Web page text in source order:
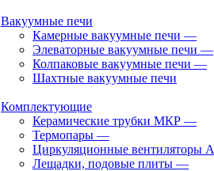
Вакуумные печи
Камерные вакуумные печи —
Элеваторные вакуумные печи —
Колпаковые вакуумные печи —
Шахтные вакуумные печи
Комплектующие
Керамические трубки МКР —
Термопары —
Циркуляционные вентиляторы
Лещадки, подовые плиты —